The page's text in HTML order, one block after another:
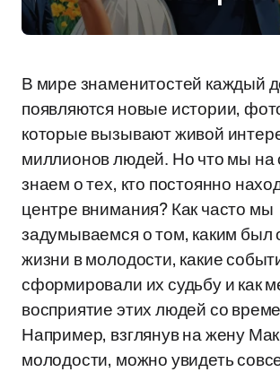
В мире знаменитостей каждый
появляются новые истории,
которые вызывают живой
миллионов людей. Но что мы на
знаем о тех, кто постоянно
центре внимания? Как часто мы
задумываемся о том, каким был
жизни в молодости, какие
сформировали их судьбу и как
восприятие этих людей со
Например, взглянув на жену
молодости, можно увидеть